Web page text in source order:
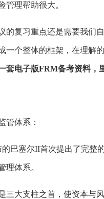
管理帮助很大。
的复习重点还是需要我们
一个整体的框架，在理解的
套电子版FRM备考资料，
管体系：
的巴塞尔II首次提出了完
理体系。
三大支柱之首，使资本与